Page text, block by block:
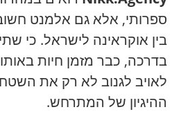
ספרותי, אלא גם אלמנט
בין אוקראינה לישראל. כי
בדרכה, כבר מזמן חיות
לאויב לגנוב לא רק את
ההיגיון של המתרחש.